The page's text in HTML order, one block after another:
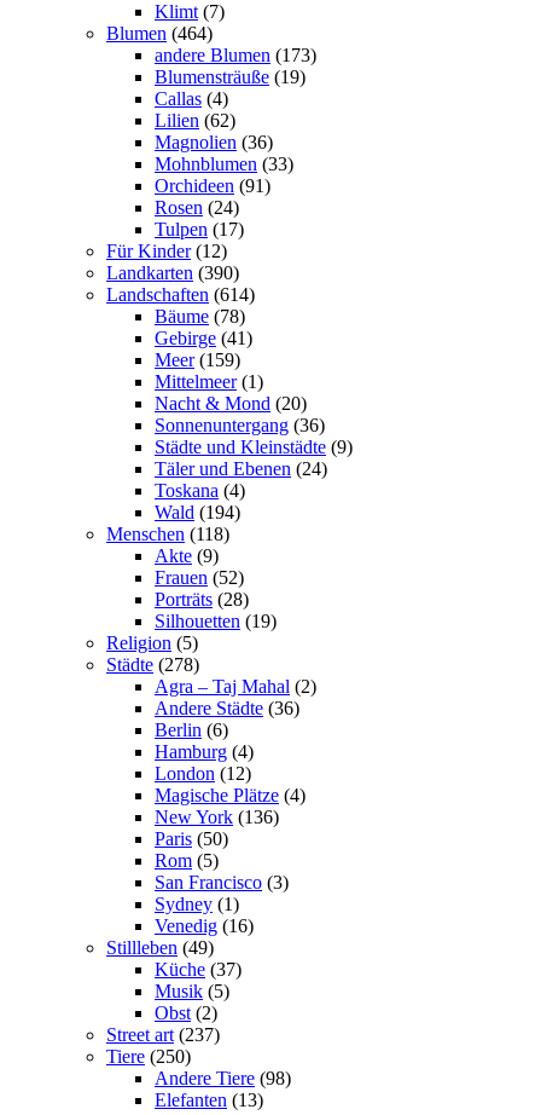
Klimt (7)
Blumen (464)
andere Blumen (173)
Blumensträuße (19)
Callas (4)
Lilien (62)
Magnolien (36)
Mohnblumen (33)
Orchideen (91)
Rosen (24)
Tulpen (17)
Für Kinder (12)
Landkarten (390)
Landschaften (614)
Bäume (78)
Gebirge (41)
Meer (159)
Mittelmeer (1)
Nacht & Mond (20)
Sonnenuntergang (36)
Städte und Kleinstädte (9)
Täler und Ebenen (24)
Toskana (4)
Wald (194)
Menschen (118)
Akte (9)
Frauen (52)
Porträts (28)
Silhouetten (19)
Religion (5)
Städte (278)
Agra – Taj Mahal (2)
Andere Städte (36)
Berlin (6)
Hamburg (4)
London (12)
Magische Plätze (4)
New York (136)
Paris (50)
Rom (5)
San Francisco (3)
Sydney (1)
Venedig (16)
Stillleben (49)
Küche (37)
Musik (5)
Obst (2)
Street art (237)
Tiere (250)
Andere Tiere (98)
Elefanten (13)